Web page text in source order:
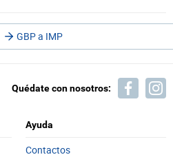
GBP a IMP
Quédate con nosotros:
Ayuda
Contactos